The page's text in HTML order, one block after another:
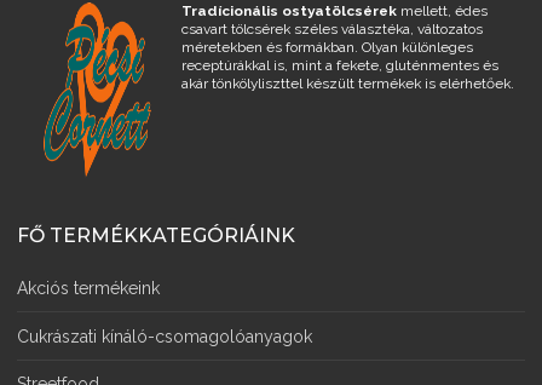
Tradícionális ostyatölcsérekmellett, édes
csavart tölcsérek széles választéka, változatos
méretekben és formákban. Olyan különleges
receptúrákkal is, mint a fekete, gluténmentes és
akár tönkölyliszttel készült termékek is elérhetőek.
FŐ TERMÉKKATEGÓRIÁINK
Akciós termékeink
Cukrászati kínáló-csomagolóanyagok